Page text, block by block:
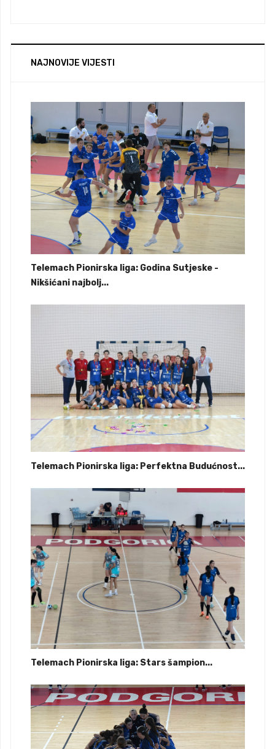
NAJNOVIJE VIJESTI
Telemach Pionirska liga: Godina Sutjeske -
Nikšićani najbolj...
Telemach Pionirska liga: Perfektna Budućnost...
Telemach Pionirska liga: Stars šampion...